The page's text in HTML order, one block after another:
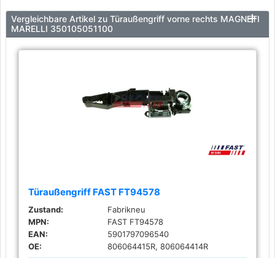
Vergleichbare Artikel zu Türaußengriff vorne rechts MAGNETI
MARELLI 350105051100
Türaußengriff FAST FT94578
Zustand:
Fabrikneu
MPN:
FAST FT94578
EAN:
5901797096540
OE:
806064415R, 806064414R